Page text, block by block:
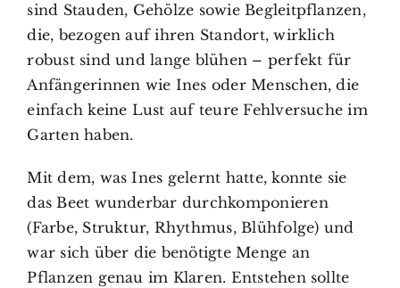
sind Stauden, Gehölze sowie Begleitpflanzen,
die, bezogen auf ihren Standort, wirklich
robust sind und lange blühen – perfekt für
Anfängerinnen wie Ines oder Menschen, die
einfach keine Lust auf teure Fehlversuche im
Garten haben.
Mit dem, was Ines gelernt hatte, konnte sie
das Beet wunderbar durchkomponieren
(Farbe, Struktur, Rhythmus, Blühfolge) und
war sich über die benötigte Menge an
Pflanzen genau im Klaren. Entstehen sollte